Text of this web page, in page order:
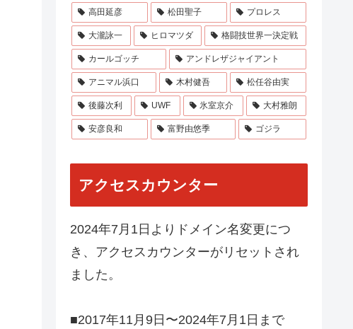
高田延彦 松田聖子 プロレス
大瀧詠一 ヒロマツダ 格闘技世界一決定戦
カールゴッチ アンドレザジャイアント
アニマル浜口 木村健吾 松任谷由実
後藤次利 UWF 氷室京介 大村雅朗
安彦良和 富野由悠季 ゴジラ
アクセスカウンター
2024年7月1日よりドメイン名変更につ
き、アクセスカウンターがリセットされ
ました。
■2017年11月9日〜2024年7月1日まで